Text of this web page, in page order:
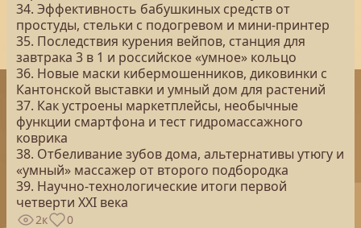
34. Эффективность бабушкиных средств от
простуды, стельки с подогревом и мини-принтер
35. Последствия курения вейпов, станция для
завтрака 3 в 1 и российское «умное» кольцо
36. Новые маски кибермошенников, диковинки с
Кантонской выставки и умный дом для растений
37. Как устроены маркетплейсы, необычные
функции смартфона и тест гидромассажного
коврика
38. Отбеливание зубов дома, альтернативы утюгу и
«умный» массажер от второго подбородка
39. Научно-технологические итоги первой
четверти XXI века
2к 0